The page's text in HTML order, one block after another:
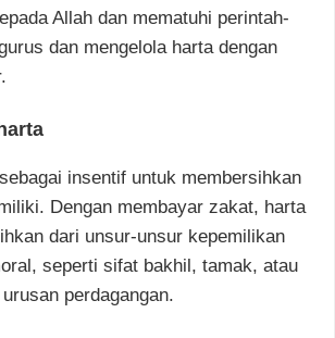
Allah dan mematuhi perintah-
dan mengelola harta dengan
insentif untuk membersihkan
Dengan membayar zakat, harta
dari unsur-unsur kepemilikan
seperti sifat bakhil, tamak, atau
perdagangan.